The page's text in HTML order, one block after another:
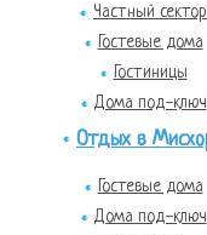
Частный сектор
Гостевые дома
Гостиницы
Дома под-ключ
Отдых в
Гостевые дома
Дома под-ключ